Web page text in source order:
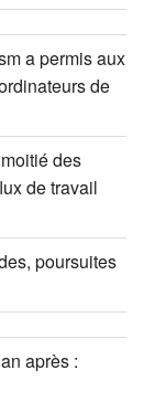
a permis aux
de
des
de travail
poursuites
après :